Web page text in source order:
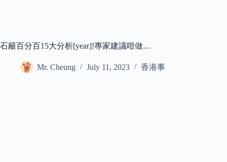
石籬百分百15大分析[year]!專家建議咁做…
Mr. Cheung July 11, 2023 香港事